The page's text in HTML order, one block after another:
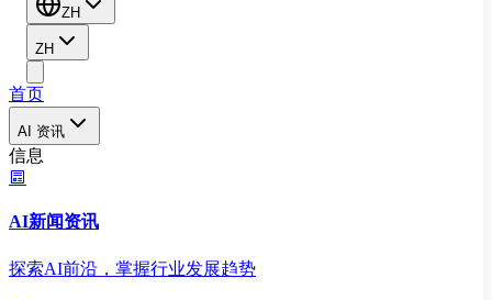
ZH
ZH
首页
AI 资讯
信息
AI新闻资讯
探索AI前沿，掌握行业发展趋势